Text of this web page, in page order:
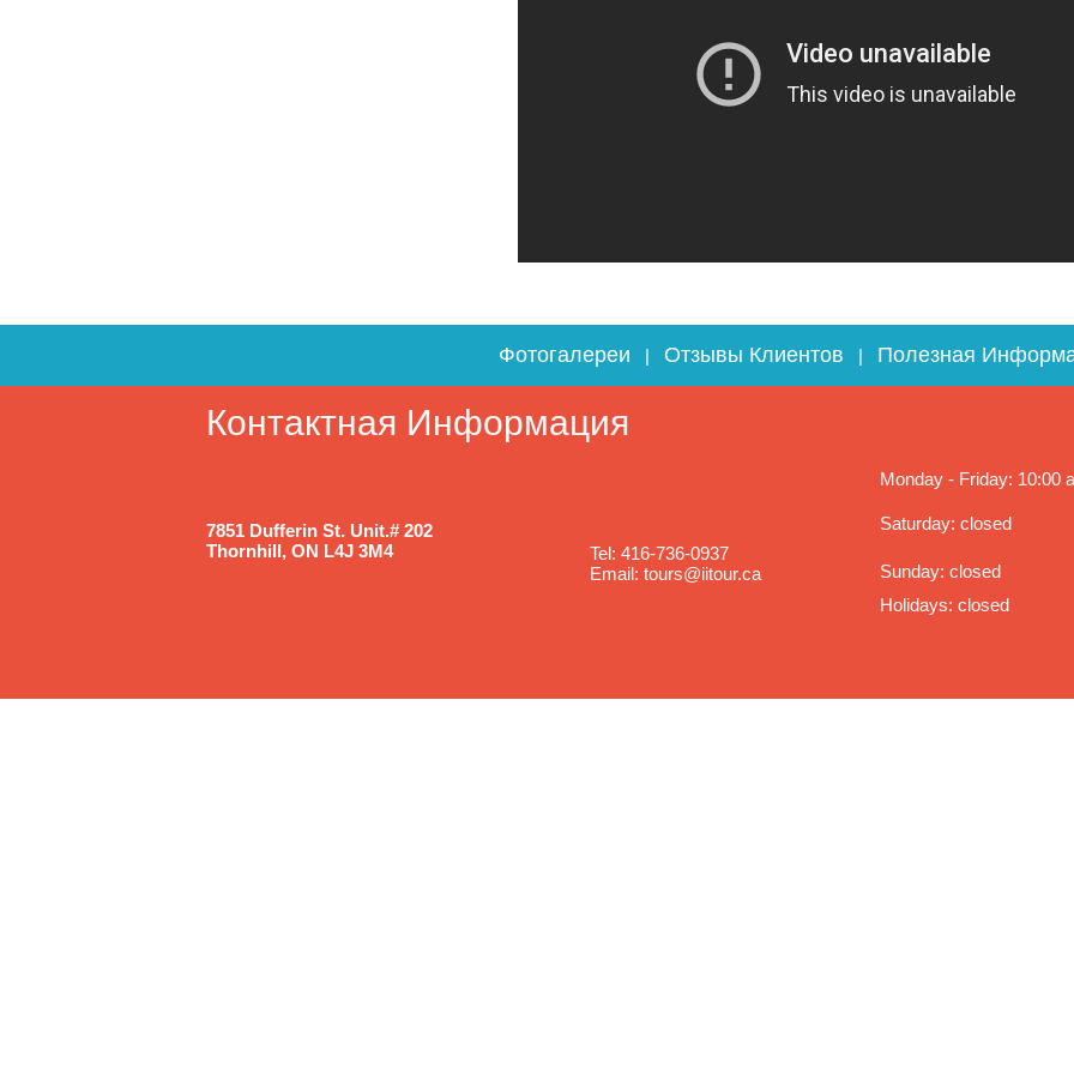
Фотогалереи | Отзывы Клиентов | Полезная
Контактная Информация
7851 Dufferin St. Unit.# 202
Thornhill, ON L4J 3M4
Tel: 416-736-0937
Email: tours@iitour.ca
Monday - Friday: 10:00
Saturday: closed
Sunday: closed
Holidays: closed